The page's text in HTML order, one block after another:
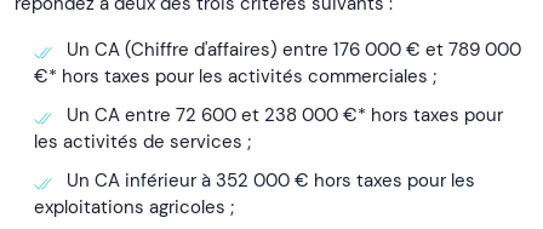
Un CA (Chiffre d'affaires) entre 176 000 € et 789 000
€* hors taxes pour les activités commerciales ;
Un CA entre 72 600 et 238 000 €* hors taxes pour
les activités de services ;
Un CA inférieur à 352 000 € hors taxes pour les
exploitations agricoles ;